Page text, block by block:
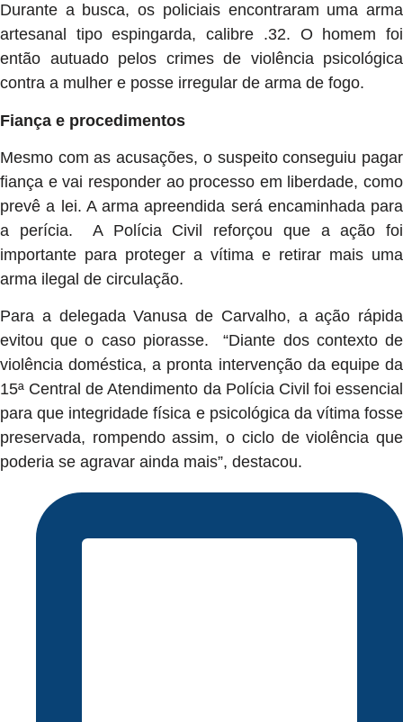
Durante a busca, os policiais encontraram uma arma
artesanal tipo espingarda, calibre .32. O homem foi
então autuado pelos crimes de violência psicológica
contra a mulher e posse irregular de arma de fogo.
Fiança e procedimentos
Mesmo com as acusações, o suspeito conseguiu pagar
fiança e vai responder ao processo em liberdade, como
prevê a lei. A arma apreendida será encaminhada para
a perícia. A Polícia Civil reforçou que a ação foi
importante para proteger a vítima e retirar mais uma
arma ilegal de circulação.
Para a delegada Vanusa de Carvalho, a ação rápida
evitou que o caso piorasse. “Diante dos contexto de
violência doméstica, a pronta intervenção da equipe da
15ª Central de Atendimento da Polícia Civil foi essencial
para que integridade física e psicológica da vítima fosse
preservada, rompendo assim, o ciclo de violência que
poderia se agravar ainda mais”, destacou.